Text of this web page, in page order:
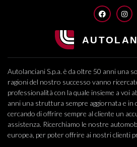
Autolanciani S.p.a. è da oltre 50 anni una
ragioni del nostro successo vanno
professionalità con la quale insieme a voi
anni una struttura sempre aggiornata e in
cercando di offrire sempre al cliente un
assistenza. Ricerchiamo le nostre
europea, per poter offrire ai nostri clienti